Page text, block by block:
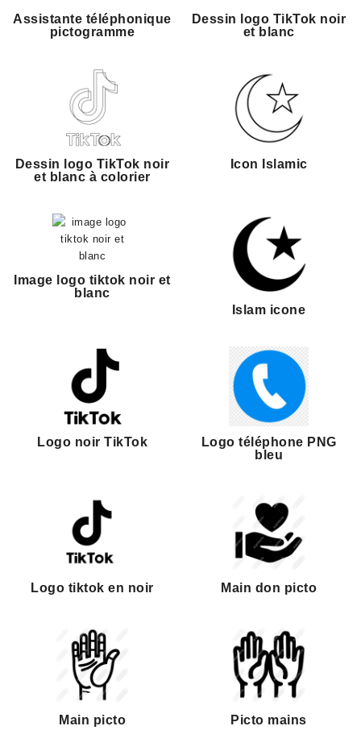
Assistante téléphonique
pictogramme
Dessin logo TikTok noir
et blanc
Dessin logo TikTok noir
et blanc à colorier
Icon Islamic
Image logo tiktok noir et
blanc
Islam icone
Logo noir TikTok
Logo téléphone PNG
bleu
Logo tiktok en noir Main don picto
Main picto Picto mains